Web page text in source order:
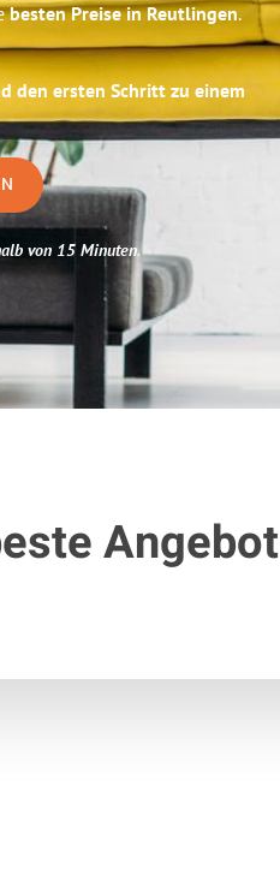
besten Preise in Reutlingen.
den ersten Schritt zu einem
von 15 Minuten.
Angebot